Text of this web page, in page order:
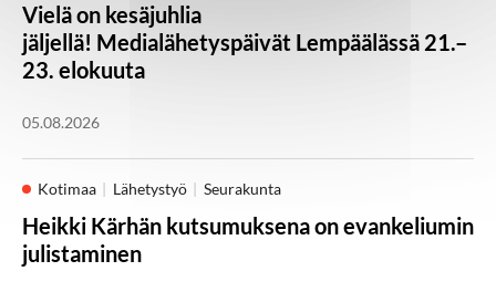
Vielä on kesäjuhlia
jäljellä! Medialähetyspäivät Lempäälässä 21.–
23. elokuuta
05.08.2026
Kotimaa Lähetystyö Seurakunta
Heikki Kärhän kutsumuksena on evankeliumin
julistaminen